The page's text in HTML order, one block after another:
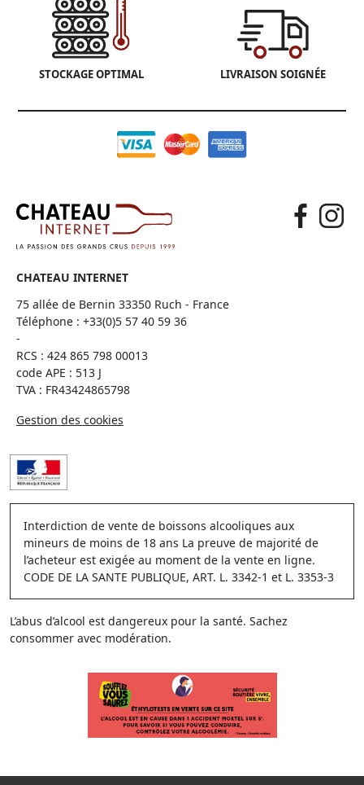
STOCKAGE OPTIMAL LIVRAISON SOIGNÉE
CHATEAU INTERNET
75 allée de Bernin 33350 Ruch - France
Téléphone : +33(0)5 57 40 59 36
-
RCS : 424 865 798 00013
code APE : 513 J
TVA : FR43424865798
Gestion des cookies
Interdiction de vente de boissons alcooliques aux
mineurs de moins de 18 ans La preuve de majorité de
l’acheteur est exigée au moment de la vente en ligne.
CODE DE LA SANTE PUBLIQUE, ART. L. 3342-1 et L. 3353-3
L’abus d’alcool est dangereux pour la santé. Sachez
consommer avec modération.